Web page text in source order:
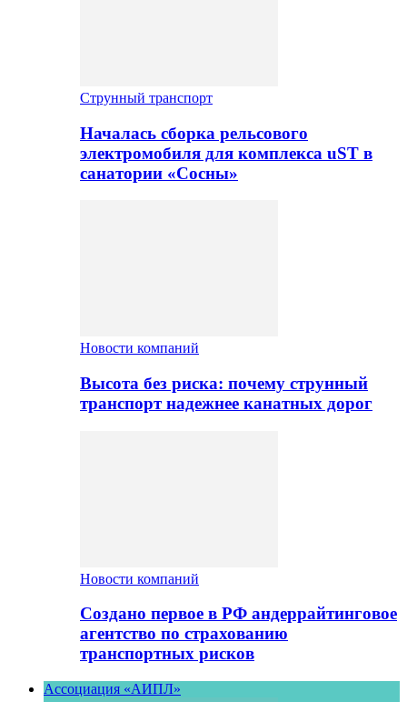
Струнный транспорт
Началась сборка рельсового
электромобиля для комплекса uST в
санатории «Сосны»
Новости компаний
Высота без риска: почему струнный
транспорт надежнее канатных дорог
Новости компаний
Создано первое в РФ андеррайтинговое
агентство по страхованию
транспортных рисков
Ассоциация «АИПЛ»